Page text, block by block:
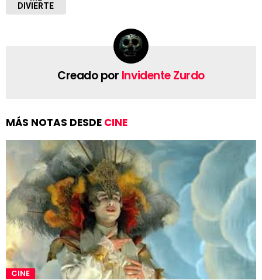
DIVIERTE
Creado por Invidente Zurdo
MÁS NOTAS DESDE CINE
CINE